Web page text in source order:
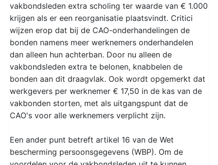
vakbondsleden extra scholing ter waarde van € 1.000
krijgen als er een reorganisatie plaatsvindt. Critici
wijzen erop dat bij de CAO-onderhandelingen de
bonden namens meer werknemers onderhandelen
dan alleen hun achterban. Door nu alleen de
vakbondsleden extra te belonen, knabbelen de
bonden aan dit draagvlak. Ook wordt opgemerkt dat
werkgevers per werknemer € 17,50 in de kas van de
vakbonden storten, met als uitgangspunt dat de
CAO's voor alle werknemers verplicht zijn.
Een ander punt betreft artikel 16 van de Wet
bescherming persoonsgegevens (WBP). Om de